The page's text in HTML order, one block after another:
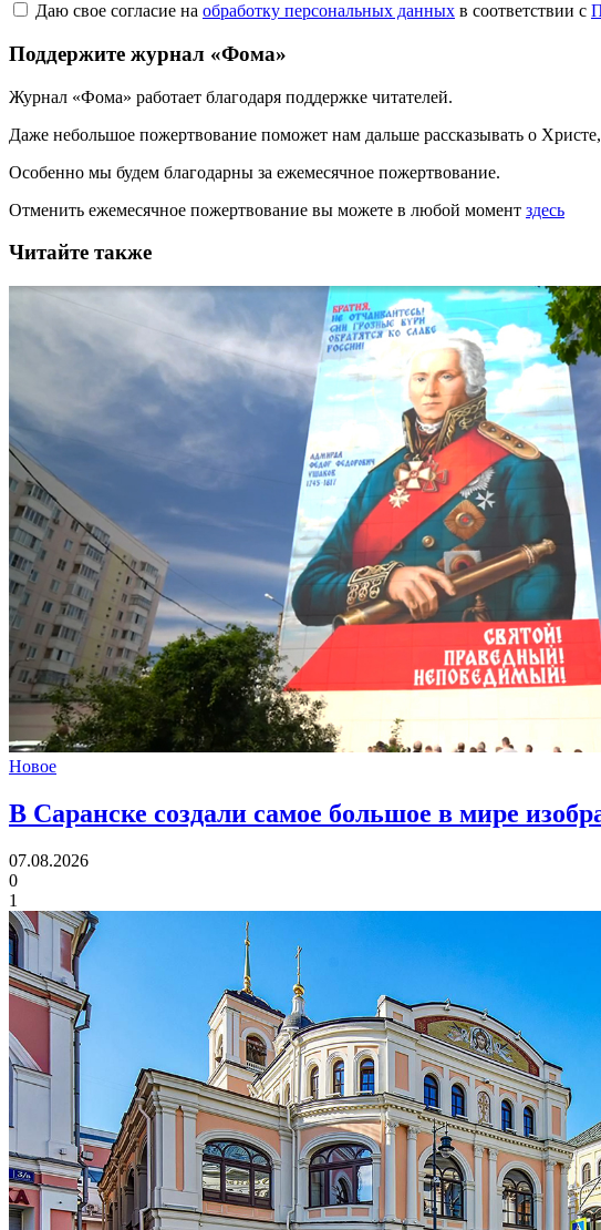
Даю свое согласие на обработку персональных данных в соответствии с
Поддержите журнал «Фома»
Журнал «Фома» работает благодаря поддержке читателей.
Даже небольшое пожертвование поможет нам дальше рассказывать о
Особенно мы будем благодарны за ежемесячное пожертвование.
Отменить ежемесячное пожертвование вы можете в любой момент здесь
Читайте также
Новое
В Саранске создали самое большое в мире
07.08.2026
0
1